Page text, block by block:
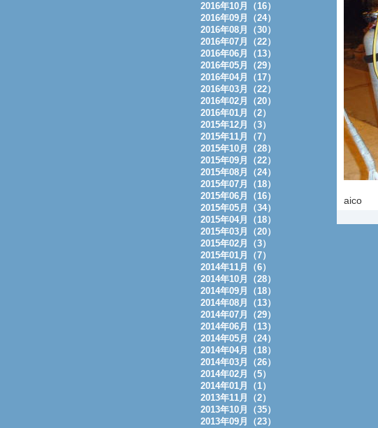
aico
2016年10月（16）
2016年09月（24）
2016年08月（30）
2016年07月（22）
2016年06月（13）
2016年05月（29）
2016年04月（17）
2016年03月（22）
2016年02月（20）
2016年01月（2）
2015年12月（3）
2015年11月（7）
2015年10月（28）
2015年09月（22）
2015年08月（24）
2015年07月（18）
2015年06月（16）
2015年05月（34）
2015年04月（18）
2015年03月（20）
2015年02月（3）
2015年01月（7）
2014年11月（6）
2014年10月（28）
2014年09月（18）
2014年08月（13）
2014年07月（29）
2014年06月（13）
2014年05月（24）
2014年04月（18）
2014年03月（26）
2014年02月（5）
2014年01月（1）
2013年11月（2）
2013年10月（35）
2013年09月（23）